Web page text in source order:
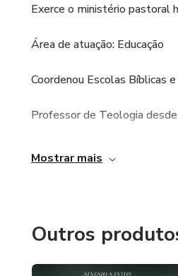
Exerce o ministério pastoral
Área de atuação: Educação
Coordenou Escolas Bíblicas
Professor de Teologia
Palestrante e Pregador
Mostrar mais
Outros